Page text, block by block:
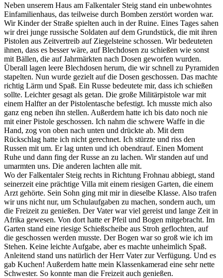
Neben unserem Haus am Falkentaler Steig stand ein unbewohntes
Einfamilienhaus, das teilweise durch Bomben zerstört worden war.
Wir Kinder der Straße spielten auch in der Ruine. Eines Tages sahen
wir drei junge russische Soldaten auf dem Grundstück, die mit ihren
Pistolen aus Zeitvertreib auf Ziegelsteine schossen. Wir bedeuteten
ihnen, dass es besser wäre, auf Blechdosen zu schießen wie sonst
mit Bällen, die auf Jahrmärkten nach Dosen geworfen wurden.
Überall lagen leere Blechdosen herum, die wir schnell zu Pyramiden
stapelten. Nun wurde gezielt auf die Dosen geschossen. Das machte
richtig Lärm und Spaß. Ein Russe bedeutete mir, dass ich schießen
sollte. Leichter gesagt als getan. Die große Militärpistole war mit
einem Halfter an der Pistolentasche befestigt. Ich musste mich also
ganz eng neben ihn stellen. Außerdem hatte ich bis dato noch nie
mit einer Pistole geschossen. Ich nahm die schwere Waffe in die
Hand, zog von oben nach unten und drückte ab. Mit dem
Rückschlag hatte ich nicht gerechnet. Ich stürzte und riss den
Russen mit um. Er lag unten und ich obendrauf. Einen Moment
Ruhe und dann fing der Russe an zu lachen. Wir standen auf und
umarmten uns. Die anderen lachten alle mit.
Wo der Falkentaler Steig rechts in Richtung Frohnau abbiegt, stand
seinerzeit eine prächtige Villa mit einem riesigen Garten, die einem
Arzt gehörte. Sein Sohn ging mit mir in dieselbe Klasse. Also trafen
wir uns nicht nur, um Schulaufgaben zu machen, sondern auch, um
die Freizeit zu genießen. Der Vater war viel gereist und lange Zeit in
Afrika gewesen. Von dort hatte er Pfeil und Bogen mitgebracht. Im
Garten stand eine riesige Schießscheibe aus Stroh geflochten, auf
die geschossen werden musste. Der Bogen war so groß wie ich im
Stehen. Keine leichte Aufgabe, aber es machte unheimlich Spaß.
Anleitend stand uns natürlich der Herr Vater zur Verfügung. Und es
gab Kuchen! Außerdem hatte mein Klassenkamerad eine sehr nette
Schwester. So konnte man die Freizeit auch genießen.